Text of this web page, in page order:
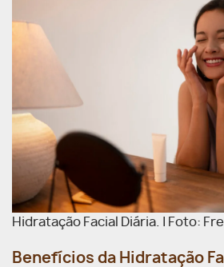
Hidratação Facial Diária. | Foto:
Benefícios da Hidratação